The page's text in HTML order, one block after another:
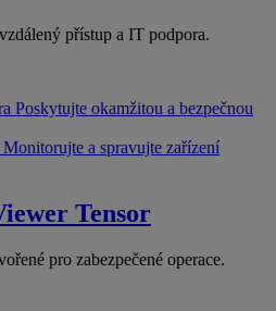
přístup a IT podpora.
Poskytujte okamžitou a bezpečnou
Monitorujte a spravujte zařízení
Tensor
pro zabezpečené operace.